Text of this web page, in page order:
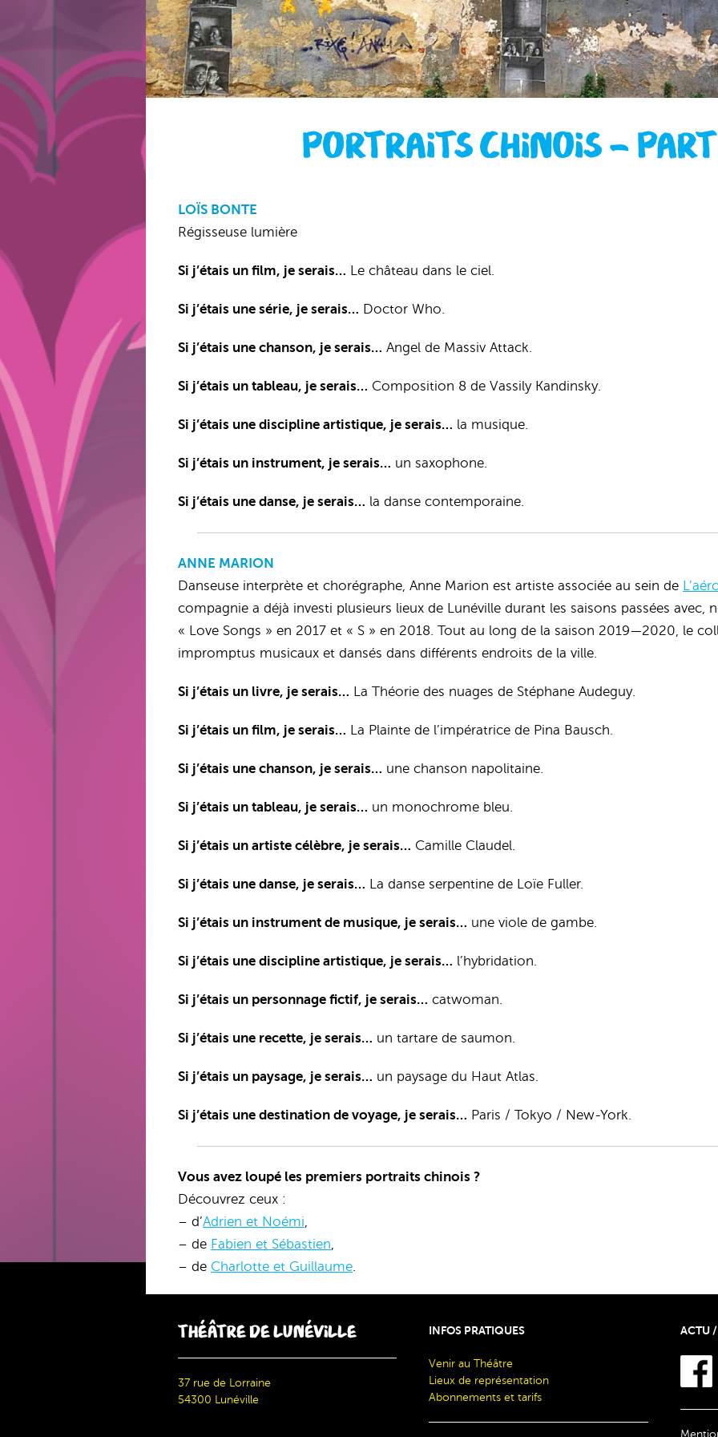
PORTRAITS CHINOIS –
LOÏS BONTE
Régisseuse lumière
Si j’étais un film, je serais… Le château dans le ciel.
Si j’étais une série, je serais… Doctor Who.
Si j’étais une chanson, je serais… Angel de Massiv Attack.
Si j’étais un tableau, je serais… Composition 8 de Vassily Kandinsky.
Si j’étais une discipline artistique, je serais… la musique.
Si j’étais un instrument, je serais… un saxophone.
Si j’étais une danse, je serais… la danse contemporaine.
ANNE MARION
Danseuse interprète et chorégraphe, Anne Marion est artiste associée au sein de
compagnie a déjà investi plusieurs lieux de Lunéville durant les saisons passées avec,
« Love Songs » en 2017 et « S » en 2018. Tout au long de la saison 2019—2020, le
impromptus musicaux et dansés dans différents endroits de la ville.
Si j’étais un livre, je serais… La Théorie des nuages de Stéphane Audeguy.
Si j’étais un film, je serais… La Plainte de l’impératrice de Pina Bausch.
Si j’étais une chanson, je serais… une chanson napolitaine.
Si j’étais un tableau, je serais… un monochrome bleu.
Si j’étais un artiste célèbre, je serais… Camille Claudel.
Si j’étais une danse, je serais… La danse serpentine de Loïe Fuller.
Si j’étais un instrument de musique, je serais… une viole de gambe.
Si j’étais une discipline artistique, je serais… l’hybridation.
Si j’étais un personnage fictif, je serais… catwoman.
Si j’étais une recette, je serais… un tartare de saumon.
Si j’étais un paysage, je serais… un paysage du Haut Atlas.
Si j’étais une destination de voyage, je serais… Paris / Tokyo / New-York.
Vous avez loupé les premiers portraits chinois ?
Découvrez ceux :
– d’Adrien et Noémi,
– de Fabien et Sébastien,
– de Charlotte et Guillaume.
THÉÂTRE DE LUNÉVILLE
37 rue de Lorraine
54300 Lunéville
INFOS PRATIQUES
Venir au Théâtre
Lieux de représentation
Abonnements et tarifs
ACTU